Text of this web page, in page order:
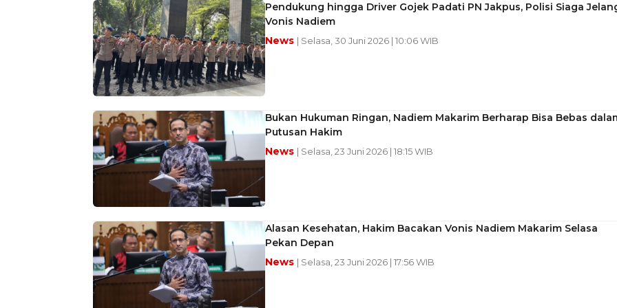
Pendukung hingga Driver Gojek Padati PN Jakpus, Polisi Siaga
Vonis Nadiem
News | Selasa, 30 Juni 2026 | 10:06 WIB
Bukan Hukuman Ringan, Nadiem Makarim Berharap Bisa Bebas
Putusan Hakim
News | Selasa, 23 Juni 2026 | 18:15 WIB
Alasan Kesehatan, Hakim Bacakan Vonis Nadiem Makarim Selasa
Pekan Depan
News | Selasa, 23 Juni 2026 | 17:56 WIB